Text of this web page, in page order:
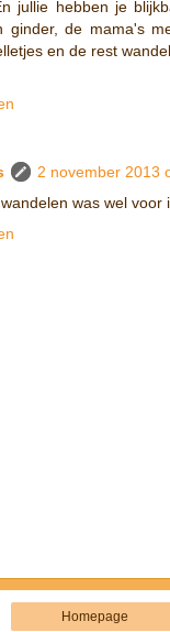
jullie hebben je
ginder, de mama's
en de rest
2 november 2013
was wel voor
Homepage